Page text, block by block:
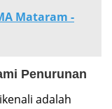
Mataram -
Penurunan
adalah